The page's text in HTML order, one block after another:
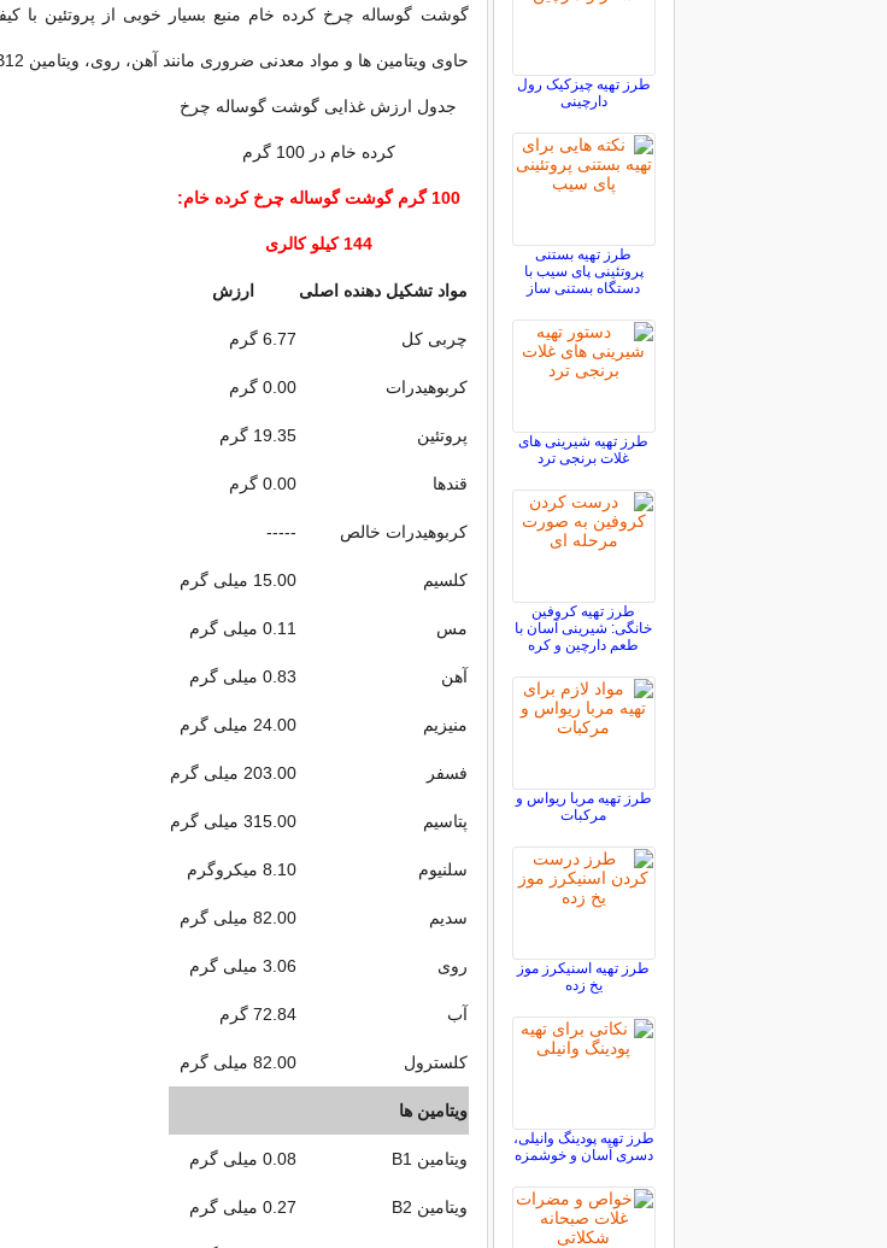
گوشت گوساله چرخ کرده خام منبع بسیار خوبی از پروتئین با
حاوی ویتامین ها و مواد معدنی ضروری مانند آهن، روی، ویتامین B12 و نیاسین می باشد.
جدول ارزش غذایی گوشت گوساله چرخ
کرده خام در 100 گرم
100 گرم گوشت گوساله چرخ کرده خام:
144 کیلو کالری
مواد تشکیل دهنده اصلی ارزش
چربی کل 6.77 گرم
کربوهیدرات 0.00 گرم
پروتئین 19.35 گرم
قندها 0.00 گرم
کربوهیدرات خالص -----
کلسیم 15.00 میلی گرم
مس 0.11 میلی گرم
آهن 0.83 میلی گرم
منیزیم 24.00 میلی گرم
فسفر 203.00 میلی گرم
پتاسیم 315.00 میلی گرم
سلنیوم 8.10 میکروگرم
سدیم 82.00 میلی گرم
روی 3.06 میلی گرم
آب 72.84 گرم
کلسترول 82.00 میلی گرم
ویتامین ها
ویتامین B1 0.08 میلی گرم
ویتامین B2 0.27 میلی گرم
طرز تهیه چیزکیک رول
دارچینی
طرز تهیه بستنی
پروتئینی پای سیب با
دستگاه بستنی ساز
طرز تهیه شیرینی های
غلات برنجی ترد
طرز تهیه کروفین
خانگی: شیرینی آسان با
طعم دارچین و کره
طرز تهیه مربا ریواس و
مرکبات
طرز تهیه اسنیکرز موز
یخ زده
طرز تهیه پودینگ وانیلی،
دسری آسان و خوشمزه